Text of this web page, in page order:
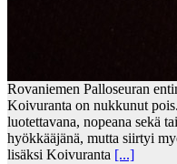
Rovaniemen Palloseuran
Koivuranta on nukkunut
luotettavana, nopeana sekä
hyökkääjänä, mutta siirtyi
lisäksi Koivuranta [...]